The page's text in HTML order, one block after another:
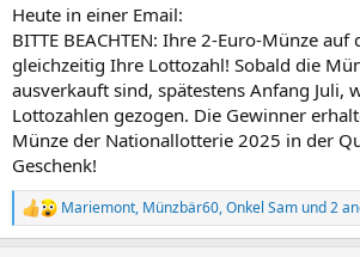
Heute in einer Email:
BITTE BEACHTEN: Ihre 2-Euro-Münze
gleichzeitig Ihre Lottozahl! Sobald die
ausverkauft sind, spätestens Anfang Juli,
Lottozahlen gezogen. Die Gewinner
Münze der Nationallotterie 2025 in der
Geschenk!
R
e
Mariemont, Münzbär60,Onkel Sam und 2